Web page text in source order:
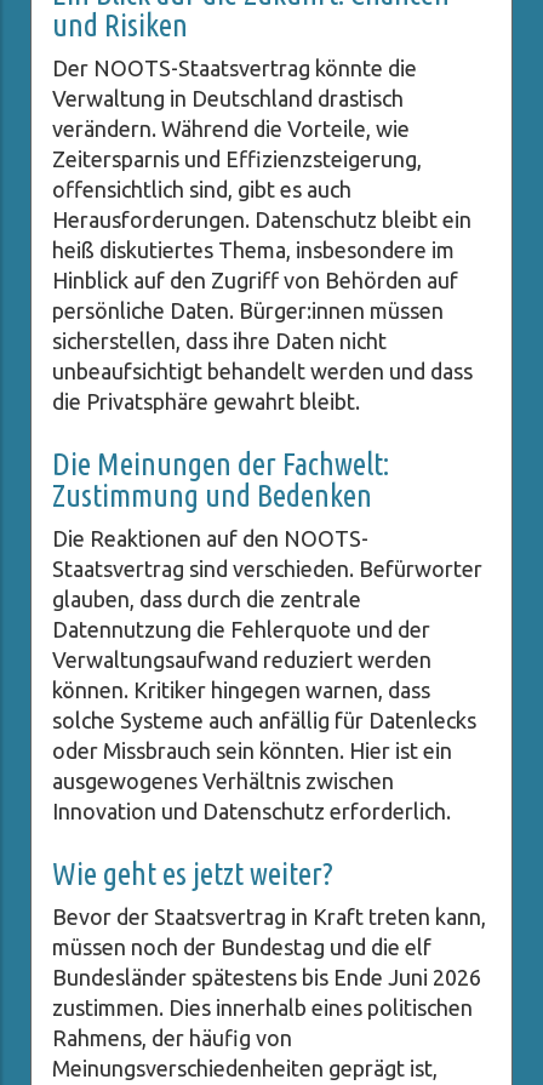
und Risiken
Der NOOTS-Staatsvertrag könnte die
Verwaltung in Deutschland drastisch
verändern. Während die Vorteile, wie
Zeitersparnis und Effizienzsteigerung,
offensichtlich sind, gibt es auch
Herausforderungen. Datenschutz bleibt ein
heiß diskutiertes Thema, insbesondere im
Hinblick auf den Zugriff von Behörden auf
persönliche Daten. Bürger:innen müssen
sicherstellen, dass ihre Daten nicht
unbeaufsichtigt behandelt werden und dass
die Privatsphäre gewahrt bleibt.
Die Meinungen der Fachwelt:
Zustimmung und Bedenken
Die Reaktionen auf den NOOTS-
Staatsvertrag sind verschieden. Befürworter
glauben, dass durch die zentrale
Datennutzung die Fehlerquote und der
Verwaltungsaufwand reduziert werden
können. Kritiker hingegen warnen, dass
solche Systeme auch anfällig für Datenlecks
oder Missbrauch sein könnten. Hier ist ein
ausgewogenes Verhältnis zwischen
Innovation und Datenschutz erforderlich.
Wie geht es jetzt weiter?
Bevor der Staatsvertrag in Kraft treten kann,
müssen noch der Bundestag und die elf
Bundesländer spätestens bis Ende Juni 2026
zustimmen. Dies innerhalb eines politischen
Rahmens, der häufig von
Meinungsverschiedenheiten geprägt ist,